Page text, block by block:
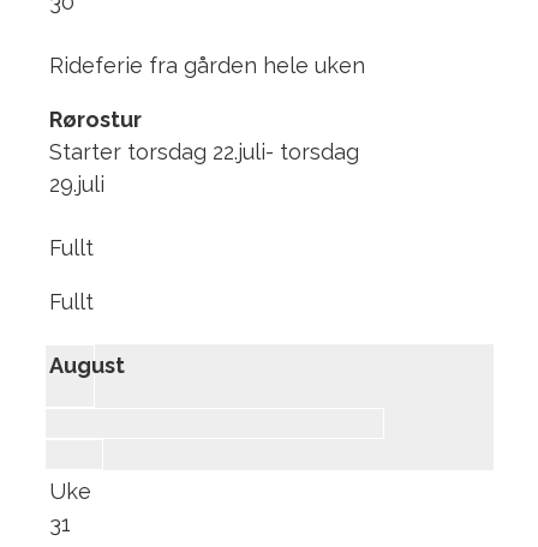
Rideferie fra gården hele uken
Rørostur
Starter torsdag 22.juli- torsdag
29.juli
Fullt
Fullt
August
Uke
31